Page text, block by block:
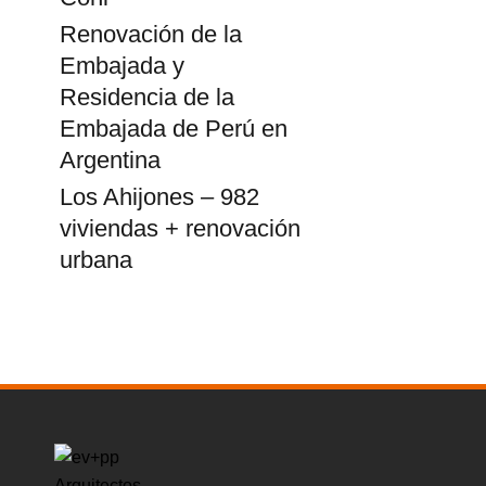
Renovación de la
Embajada y
Residencia de la
Embajada de Perú en
Argentina
Los Ahijones – 982
viviendas + renovación
urbana